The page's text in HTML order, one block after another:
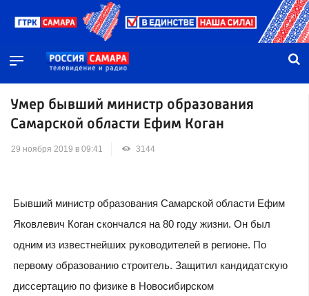
Умер бывший министр образования
Самарской области Ефим Коган
29 ноября 2019 в 09:41 3144
Бывший министр образования Самарской области Ефим
Яковлевич Коган скончался на 80 году жизни. Он был
одним из известнейших руководителей в регионе. По
первому образованию строитель. Защитил кандидатскую
диссертацию по физике в Новосибирском